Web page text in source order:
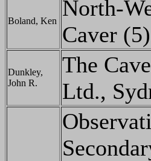
Boland, Ken
North-
Caver
Dunkley,
John R.
The
Ltd.,